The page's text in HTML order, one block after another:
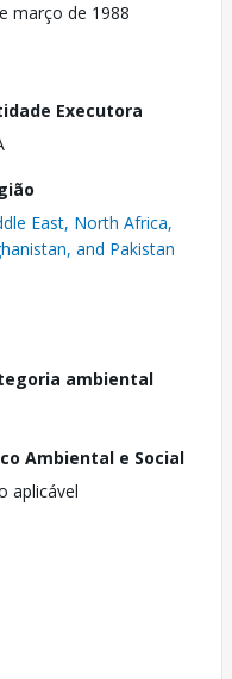
março de 1988
Executora
East, North Africa,
and Pakistan
ambiental
Ambiental e Social
aplicável